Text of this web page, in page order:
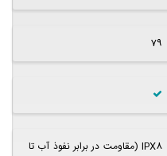
79
IPX8 (مقاومت در برابر نفوذ آب تا